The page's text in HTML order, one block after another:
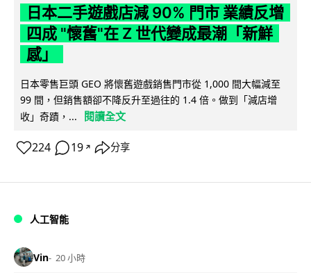
日本二手遊戲店減 90% 門市 業績反增
四成 "懷舊"在 Z 世代變成最潮「新鮮
感」
日本零售巨頭 GEO 將懷舊遊戲銷售門市從 1,000 間大幅減至
99 間，但銷售額卻不降反升至過往的 1.4 倍。做到「減店增
收」奇蹟，...
閱讀全文
224 19 ↗ 分享
人工智能
Vin 20 小時